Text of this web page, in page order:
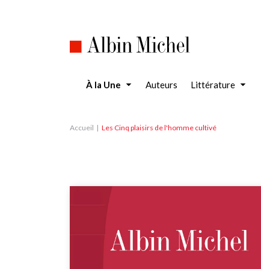
À la Une Auteurs Littérature
Accueil Les Cinq plaisirs de l'homme cultivé